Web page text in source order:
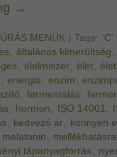
→
MENÜK Tags: 'C'
, általános kimerültség ,
, élelmiszer, élet,
, energia, enzim ,
, fermentálás,
, hormon , ISO 14001 ,
, kedvező ár, könnyen
melatonin ,
tápanyagforrás,